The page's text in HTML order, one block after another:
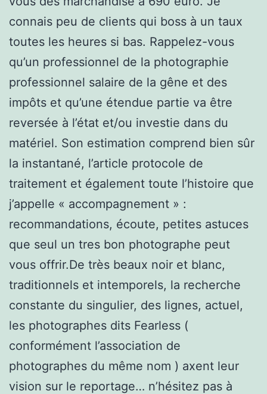
connais peu de clients qui boss à un taux
toutes les heures si bas. Rappelez-vous
qu’un professionnel de la photographie
professionnel salaire de la gêne et des
impôts et qu’une étendue partie va être
reversée à l’état et/ou investie dans du
matériel. Son estimation comprend bien sûr
la instantané, l’article protocole de
traitement et également toute l’histoire que
j’appelle « accompagnement » :
recommandations, écoute, petites astuces
que seul un tres bon photographe peut
vous offrir.De très beaux noir et blanc,
traditionnels et intemporels, la recherche
constante du singulier, des lignes, actuel,
les photographes dits Fearless (
conformément l’association de
photographes du même nom ) axent leur
vision sur le reportage… n’hésitez pas à